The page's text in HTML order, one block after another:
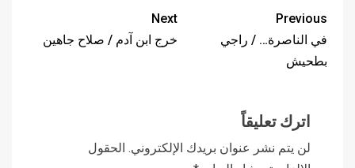
Previous
في الناصرة… / راجي
بطحيش
Next
خرج ابن آدم / صلاح جاهين
اترك تعليقاً
لن يتم نشر عنوان بريدك الإلكتروني. الحقول